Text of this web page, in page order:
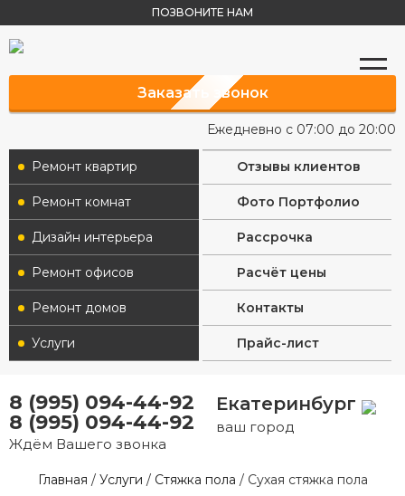
ПОЗВОНИТЕ НАМ
Заказать звонок
Ежедневно с 07:00 до 20:00
Ремонт квартир
Ремонт комнат
Дизайн интерьера
Ремонт офисов
Ремонт домов
Услуги
Отзывы клиентов
Фото Портфолио
Рассрочка
Расчёт цены
Контакты
Прайс-лист
8 (995) 094-44-92
8 (995) 094-44-92
Ждём Вашего звонка
Екатеринбург
ваш город
Главная / Услуги / Стяжка пола / Сухая стяжка пола